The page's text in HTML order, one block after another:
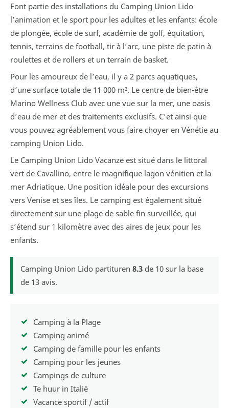
Font partie des installations du Camping Union Lido
l’animation et le sport pour les adultes et les enfants: école
de plongée, école de surf, académie de golf, équitation,
tennis, terrains de football, tir à l’arc, une piste de patin à
roulettes et de rollers et un terrain de basket.
Pour les amoureux de l’eau, il y a 2 parcs aquatiques,
d’une surface totale de 11 000 m². Le centre de bien-être
Marino Wellness Club avec une vue sur la mer, une oasis
d’eau de mer et des traitements exclusifs. C’et ainsi que
vous pouvez agréablement vous faire choyer en Vénétie au
camping Union Lido.
Le Camping Union Lido Vacanze est situé dans le littoral
vert de Cavallino, entre le magnifique lagon vénitien et la
mer Adriatique. Une position idéale pour des excursions
vers Venise et ses îles. Le camping est également situé
directement sur une plage de sable fin surveillée, qui
s’étend sur 1 kilomètre avec des aires de jeux pour les
enfants.
Camping Union Lido partituren 8.3 de 10 sur la base
de 13 avis.
Camping à la Plage
Camping animé
Camping de famille pour les enfants
Camping pour les jeunes
Campings de culture
Te huur in Italië
Vacance sportif / actif